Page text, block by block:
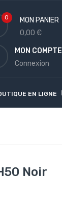
0
MON PANIER
0,00 €
MON COMPTE
Connexion
EN LIGNE
Noir